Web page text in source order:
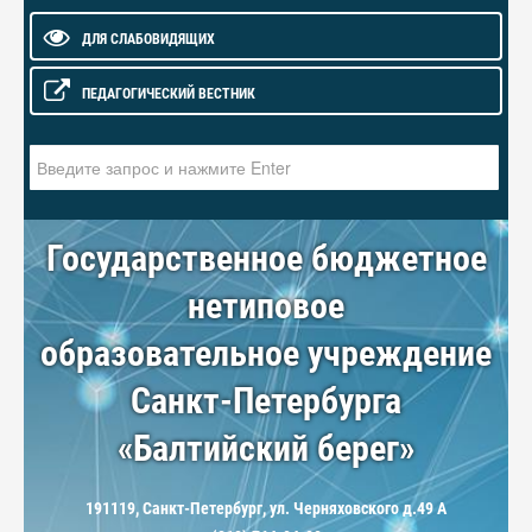
ДЛЯ СЛАБОВИДЯЩИХ
ПЕДАГОГИЧЕСКИЙ ВЕСТНИК
Государственное бюджетное
нетиповое
образовательное учреждение
Санкт-Петербурга
«Балтийский берег»
191119, Санкт-Петербург, ул. Черняховского д.49 А